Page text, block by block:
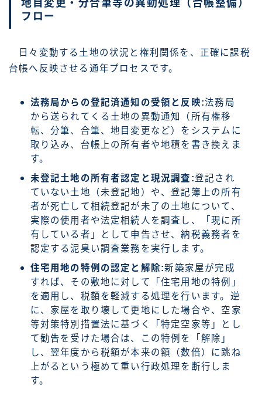
地目変更・分合筆等の異動処理（台帳整備）
フロー
日々変動する土地の状況と権利関係を、正確に課税
台帳へ反映させる通年プロセスです。
法務局からの登記済通知の受領と反映:法務局
から送られてくる土地の異動通知（所有権移
転、分筆、合筆、地目変更など）をシステムに
取り込み、台帳上の所有者や地積を書き換えま
す。
未登記土地の所有者認定と現況調査:登記され
ていない土地（未登記地）や、登記簿上の所有
者が死亡して相続登記が未了の土地について、
実際の使用者や法定相続人を調査し、「現に所
有している者」として申告させ、納税義務者を
認定する泥臭い調査業務を実行します。
住宅用地の特例の認定と解除:新築家屋が完成
すれば、その敷地に対して「住宅用地の特例」
を適用し、税額を軽減する処理を行います。逆
に、家屋を取り壊して更地にした場合や、空家
等対策特別措置法に基づく「特定空家等」とし
て勧告を受けた場合は、この特例を「解除」
し、翌年度から税額が本来の額（数倍）に跳ね
上がるという極めて重い行政処理を断行しま
す。